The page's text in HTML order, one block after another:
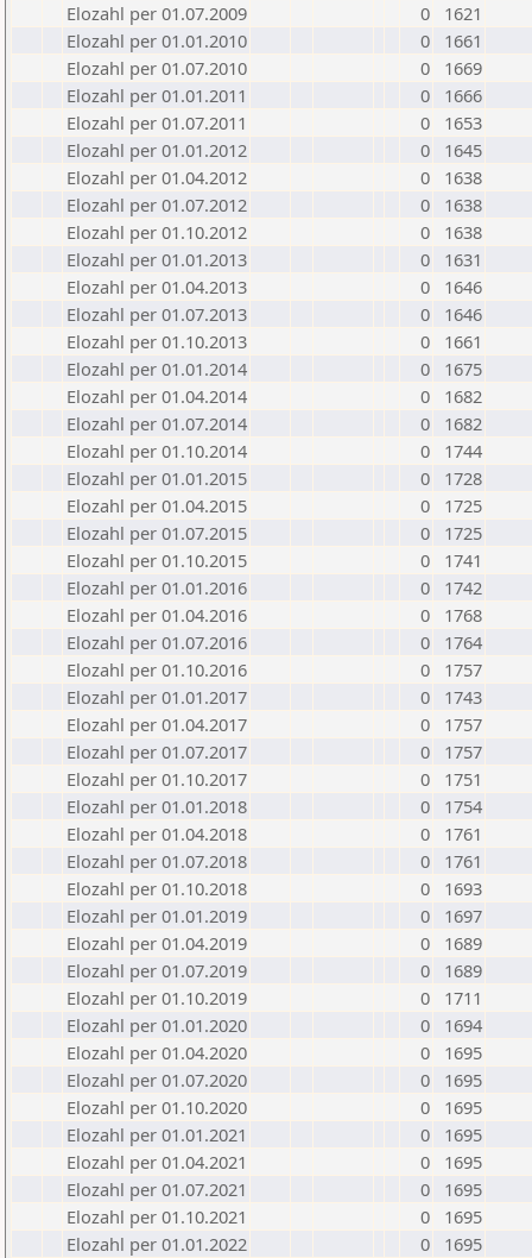
Elozahl per 01.07.2009
0
1621
Elozahl per 01.01.2010
0
1661
Elozahl per 01.07.2010
0
1669
Elozahl per 01.01.2011
0
1666
Elozahl per 01.07.2011
0
1653
Elozahl per 01.01.2012
0
1645
Elozahl per 01.04.2012
0
1638
Elozahl per 01.07.2012
0
1638
Elozahl per 01.10.2012
0
1638
Elozahl per 01.01.2013
0
1631
Elozahl per 01.04.2013
0
1646
Elozahl per 01.07.2013
0
1646
Elozahl per 01.10.2013
0
1661
Elozahl per 01.01.2014
0
1675
Elozahl per 01.04.2014
0
1682
Elozahl per 01.07.2014
0
1682
Elozahl per 01.10.2014
0
1744
Elozahl per 01.01.2015
0
1728
Elozahl per 01.04.2015
0
1725
Elozahl per 01.07.2015
0
1725
Elozahl per 01.10.2015
0
1741
Elozahl per 01.01.2016
0
1742
Elozahl per 01.04.2016
0
1768
Elozahl per 01.07.2016
0
1764
Elozahl per 01.10.2016
0
1757
Elozahl per 01.01.2017
0
1743
Elozahl per 01.04.2017
0
1757
Elozahl per 01.07.2017
0
1757
Elozahl per 01.10.2017
0
1751
Elozahl per 01.01.2018
0
1754
Elozahl per 01.04.2018
0
1761
Elozahl per 01.07.2018
0
1761
Elozahl per 01.10.2018
0
1693
Elozahl per 01.01.2019
0
1697
Elozahl per 01.04.2019
0
1689
Elozahl per 01.07.2019
0
1689
Elozahl per 01.10.2019
0
1711
Elozahl per 01.01.2020
0
1694
Elozahl per 01.04.2020
0
1695
Elozahl per 01.07.2020
0
1695
Elozahl per 01.10.2020
0
1695
Elozahl per 01.01.2021
0
1695
Elozahl per 01.04.2021
0
1695
Elozahl per 01.07.2021
0
1695
Elozahl per 01.10.2021
0
1695
Elozahl per 01.01.2022
0
1695